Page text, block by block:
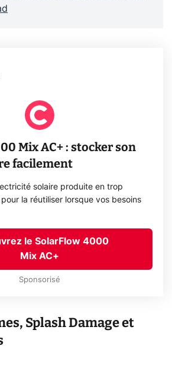
Mix AC+ : stocker son
facilement
solaire produite en trop
la réutiliser lorsque vos besoins
le SolarFlow 4000
Mix AC+
Sponsorisé
Splash Damage et